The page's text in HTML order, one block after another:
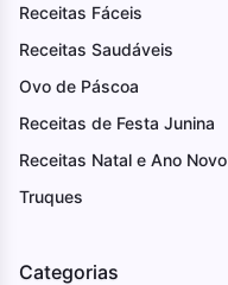
Receitas Fáceis
Receitas Saudáveis
Ovo de Páscoa
Receitas de Festa Junina
Receitas Natal e Ano Novo
Truques
Categorias